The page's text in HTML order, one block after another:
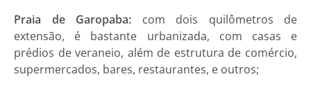
Praia de Garopaba: com dois quilômetros de
extensão, é bastante urbanizada, com casas e
prédios de veraneio, além de estrutura de comércio,
supermercados, bares, restaurantes, e outros;